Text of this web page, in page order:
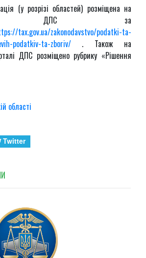
(у розрізі областей) розміщена на
ДПС за
tax.gov.ua/zakonodavstvo/podatki-ta-
podatkiv-ta-zboriv/ . Також на
ДПС розміщено рубрику «Рішення
області
Twitter